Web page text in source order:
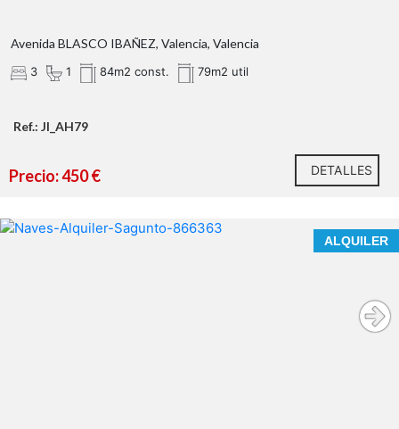
1 mensualidad + IVA en concepto de honorarios de
1 mes de fianza.
Cocina totalmente equipada.
Avenida BLASCO IBAÑEZ, Valencia, Valencia
3 1 84m2 const. 79m2 util
Ref.: JI_AH79
Precio: 450 € DETALLES
ALQUILER